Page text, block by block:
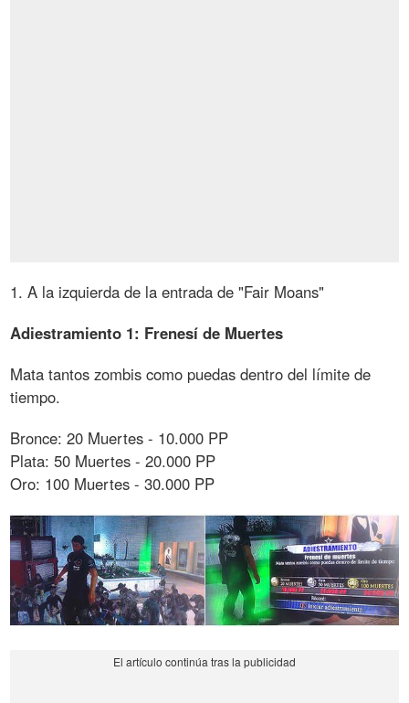
1. A la izquierda de la entrada de "Fair Moans"
Adiestramiento 1: Frenesí de Muertes
Mata tantos zombis como puedas dentro del límite de
tiempo.
Bronce: 20 Muertes - 10.000 PP
Plata: 50 Muertes - 20.000 PP
Oro: 100 Muertes - 30.000 PP